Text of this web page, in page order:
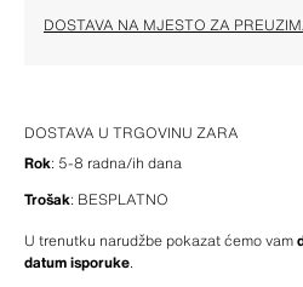
DOSTAVA NA MJESTO ZA
DOSTAVA U TRGOVINU ZARA
Rok: 5-8 radna/ih dana
Trošak: BESPLATNO
U trenutku narudžbe pokazat ćemo vam
datum isporuke.